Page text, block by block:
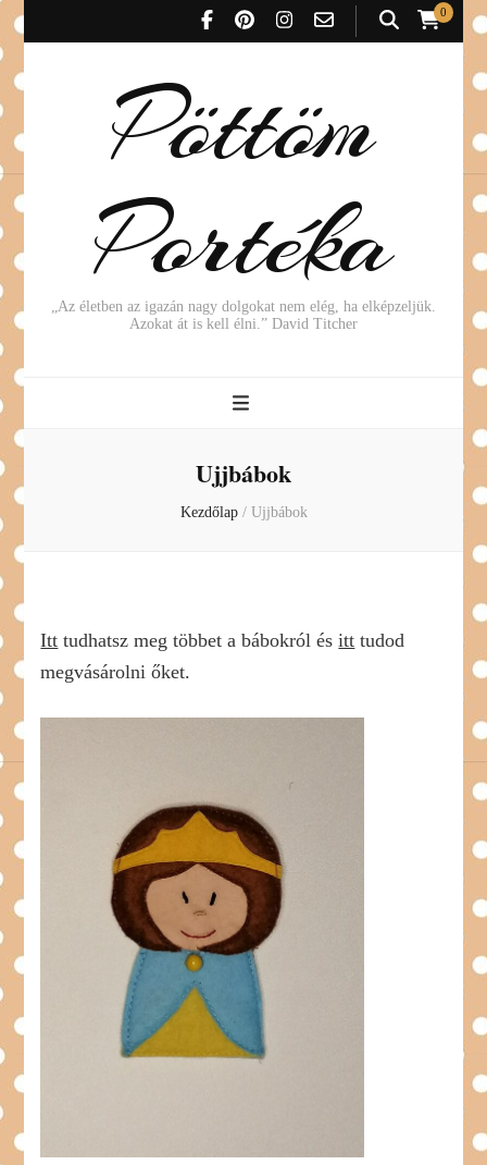
0
Pöttöm
Portéka
„Az életben az igazán nagy dolgokat nem elég, ha elképzeljük.
Azokat át is kell élni.” David Titcher
Ujjbábok
Kezdőlap / Ujjbábok
Itt tudhatsz meg többet a bábokról ésitt tudod
megvásárolni őket.